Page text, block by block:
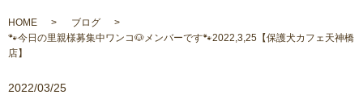
HOME
ブログ
🐾今日の里親様募集中ワンコ🐶メンバーです🐾2022,3,25【保護犬カフェ天神橋
店】
2022/03/25